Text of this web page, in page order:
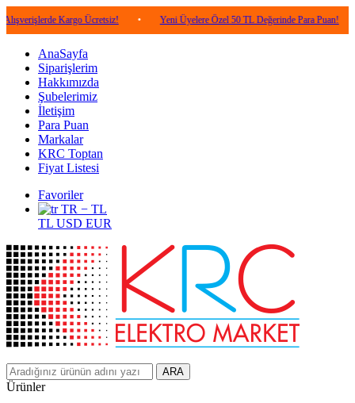
Kargo Ücretsiz! • Yeni Üyelere Özel 50 TL Değerinde Para Puan! •
AnaSayfa
Siparişlerim
Hakkımızda
Şubelerimiz
İletişim
Para Puan
Markalar
KRC Toptan
Fiyat Listesi
Favoriler
TR − TL
TL USD EUR
ARA
Ürünler